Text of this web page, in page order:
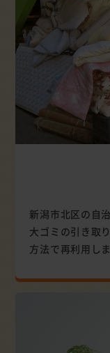
新潟市北区の自
大ゴミの引き取
方法で再利用しま